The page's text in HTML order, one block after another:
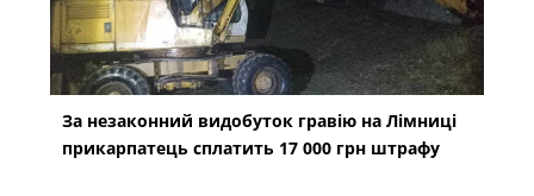
За незаконний видобуток гравію на Лімниці
прикарпатець сплатить 17 000 грн штрафу